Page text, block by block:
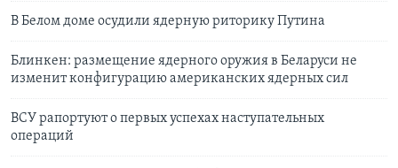
В Белом доме осудили ядерную риторику Путина
Блинкен: размещение ядерного оружия в Беларуси не
изменит конфигурацию американских ядерных сил
ВСУ рапортуют о первых успехах наступательных
операций